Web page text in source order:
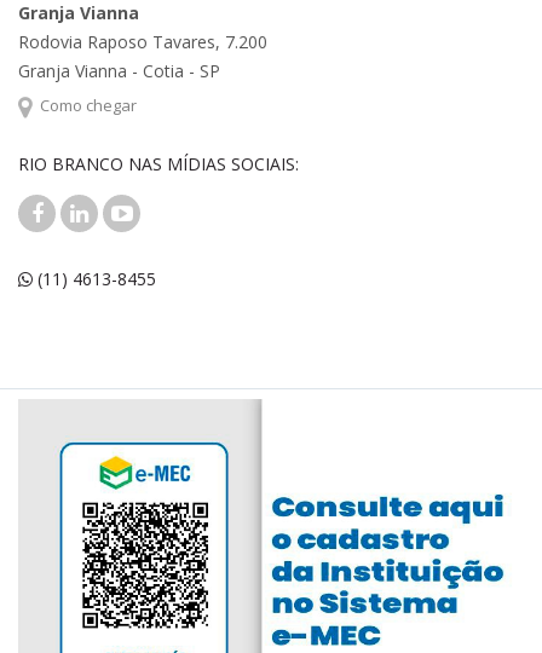
Granja Vianna
Rodovia Raposo Tavares, 7.200
Granja Vianna - Cotia - SP
Como chegar
RIO BRANCO NAS MÍDIAS SOCIAIS:
(11) 4613-8455